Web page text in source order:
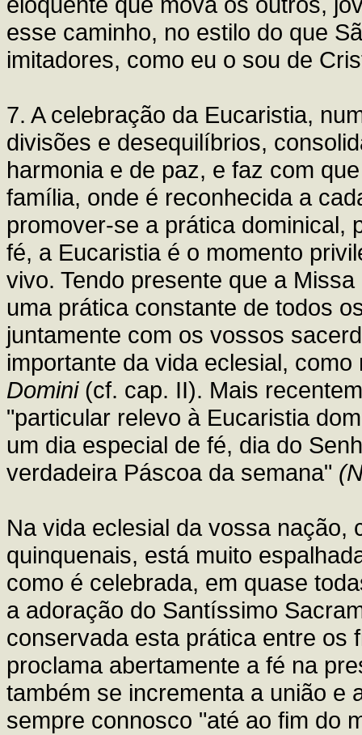
esse caminho, no estilo do que
imitadores, como eu o sou de
7. A celebração da Eucaristia,
divisões e desequilíbrios,
harmonia e de paz, e faz com
família, onde é reconhecida a
promover-se a prática dominical,
fé, a Eucaristia é o momento
vivo. Tendo presente que a
uma prática constante de todos
juntamente com os vossos
importante da vida eclesial,
Domini(cf. cap. II). Mais
"particular relevo à Eucaristia
um dia especial de fé, dia do
verdadeira Páscoa da semana"
Na vida eclesial da vossa
quinquenais, está muito
como é celebrada, em quase
a adoração do Santíssimo
conservada esta prática entre os
proclama abertamente a fé na
também se incrementa a união e
sempre connosco "até ao fim do